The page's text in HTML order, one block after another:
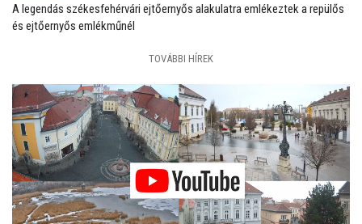
A legendás székesfehérvári ejtőernyős alakulatra emlékeztek a repülős
és ejtőernyős emlékműnél
TOVÁBBI HÍREK